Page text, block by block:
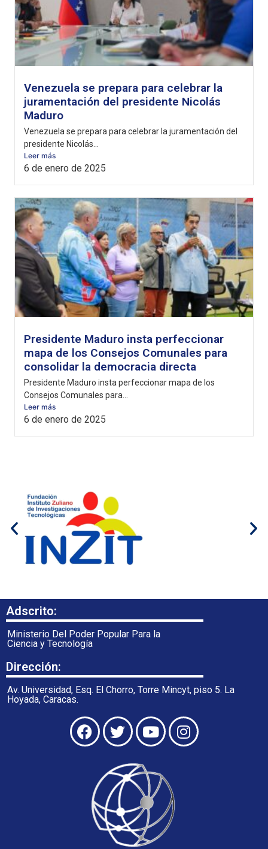
Venezuela se prepara para celebrar la
juramentación del presidente Nicolás
Maduro
Venezuela se prepara para celebrar la juramentación del
presidente Nicolás...
Leer más
6 de enero de 2025
Presidente Maduro insta perfeccionar
mapa de los Consejos Comunales para
consolidar la democracia directa
Presidente Maduro insta perfeccionar mapa de los
Consejos Comunales para...
Leer más
6 de enero de 2025
Adscrito:
Ministerio Del Poder Popular Para la
Ciencia y Tecnología
Dirección:
Av. Universidad, Esq. El Chorro, Torre Mincyt, piso 5. La
Hoyada, Caracas.